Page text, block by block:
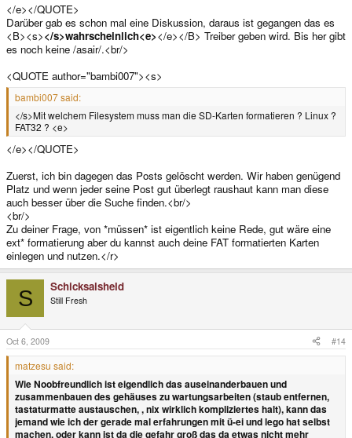
</e></QUOTE>
Darüber gab es schon mal eine Diskussion, daraus ist gegangen das es
<B><s></s>wahrscheinlich<e></e></B> Treiber geben wird. Bis her gibt
es noch keine /asair/.<br/>
<QUOTE author="bambi007"><s>
bambi007 said:
</s>Mit welchem Filesystem muss man die SD-Karten formatieren ? Linux ?
FAT32 ? <e>
</e></QUOTE>
Zuerst, ich bin dagegen das Posts gelöscht werden. Wir haben genügend
Platz und wenn jeder seine Post gut überlegt raushaut kann man diese
auch besser über die Suche finden.<br/>
<br/>
Zu deiner Frage, von *müssen* ist eigentlich keine Rede, gut wäre eine
ext* formatierung aber du kannst auch deine FAT formatierten Karten
einlegen und nutzen.</r>
S Schicksalsheld
Still Fresh
Oct 6, 2009 #14
matzesu said:
Wie Noobfreundlich ist eigendlich das auseinanderbauen und
zusammenbauen des gehäuses zu wartungsarbeiten (staub entfernen,
tastaturmatte austauschen, , nix wirklich kompliziertes halt), kann das
jemand wie ich der gerade mal erfahrungen mit ü-ei und lego hat selbst
machen, oder kann ist da die gefahr groß das da etwas nicht mehr